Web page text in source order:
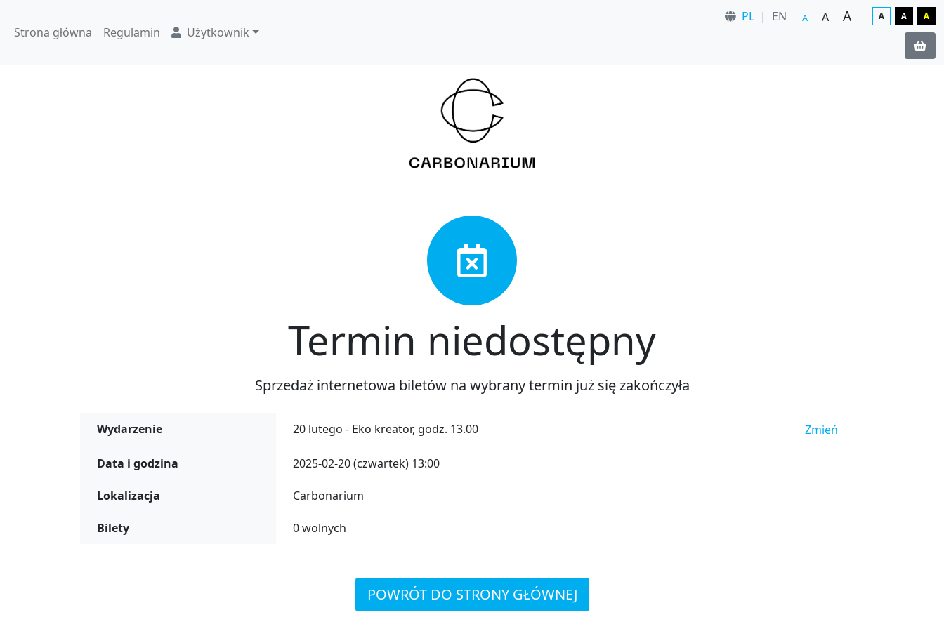
Strona główna Regulamin Użytkownik
PL | EN A A A A A A
Termin niedostępny
Sprzedaż internetowa biletów na wybrany termin już się zakończyła
Wydarzenie 20 lutego - Eko kreator, godz. 13.00 Zmień
Data i godzina 2025-02-20 (czwartek) 13:00
Lokalizacja Carbonarium
Bilety 0 wolnych
POWRÓT DO STRONY GŁÓWNEJ